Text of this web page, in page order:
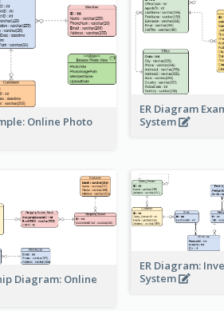
Online Photo
ER Diagram
System
Diagram: Online
ER Diagram:
System